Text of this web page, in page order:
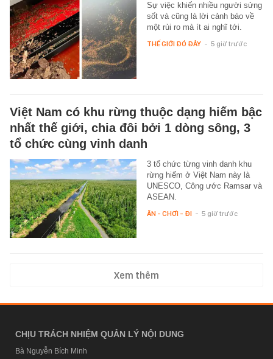
Sự việc khiến nhiều người sửng
sốt và cũng là lời cảnh báo về
một rủi ro mà ít ai nghĩ tới.
THẾ GIỚI ĐÓ ĐÂY - 5 giờ trước
Việt Nam có khu rừng thuộc dạng hiếm bậc
nhất thế giới, chia đôi bởi 1 dòng sông, 3
tổ chức cùng vinh danh
3 tổ chức từng vinh danh khu
rừng hiếm ở Việt Nam này là
UNESCO, Công ước Ramsar và
ASEAN.
ĂN - CHƠI - ĐI - 5 giờ trước
Xem thêm
CHỊU TRÁCH NHIỆM QUẢN LÝ NỘI DUNG
Bà Nguyễn Bích Minh